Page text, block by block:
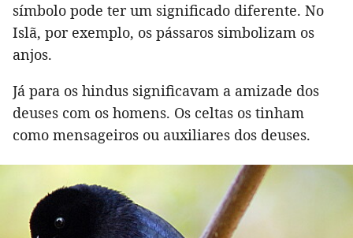
símbolo pode ter um significado diferente. No
Islã, por exemplo, os pássaros simbolizam os
anjos.
Já para os hindus significavam a amizade dos
deuses com os homens. Os celtas os tinham
como mensageiros ou auxiliares dos deuses.